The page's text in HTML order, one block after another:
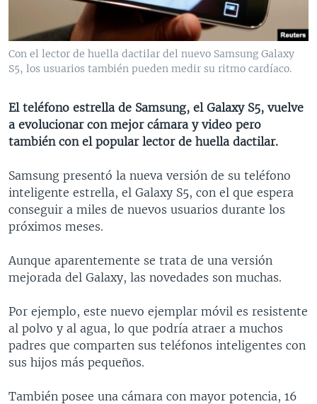
BRASIL
ENTRETENIMIENTO Y CULTURA
TECNOLOGÍA
CIENCIA Y SALUD
VIDEOS
FOTOGRAFÍA
PROGRAMAS TV
EL MUNDO AL DÍA
VISIÓN 360
LAS CLAVES
RADIO
AUDIONOTICIAS
BUENOS DÍAS AMÉRICA
EL MUNDO AL DÍA [RADIO]
FORO [RADIO]
NOTA ECONÓMICA
DOCUMENTALES DE LA VOA
SÍGANOS
Idiomas
Con el lector de huella dactilar del nuevo Samsung Galaxy
S5, los usuarios también pueden medir su ritmo cardíaco.
El teléfono estrella de Samsung, el Galaxy S5, vuelve
a evolucionar con mejor cámara y video pero
también con el popular lector de huella dactilar.
Samsung presentó la nueva versión de su teléfono
inteligente estrella, el Galaxy S5, con el que espera
conseguir a miles de nuevos usuarios durante los
próximos meses.
Aunque aparentemente se trata de una versión
mejorada del Galaxy, las novedades son muchas.
Por ejemplo, este nuevo ejemplar móvil es resistente
al polvo y al agua, lo que podría atraer a muchos
padres que comparten sus teléfonos inteligentes con
sus hijos más pequeños.
También posee una cámara con mayor potencia, 16